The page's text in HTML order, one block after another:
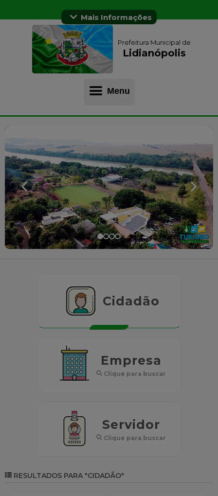
Mais Informações
Prefeitura Municipal de
Lidianópolis
Menu
Cidadão
Empresa
Clique para buscar
Servidor
Clique para buscar
RESULTADOS PARA "CIDADÃO"